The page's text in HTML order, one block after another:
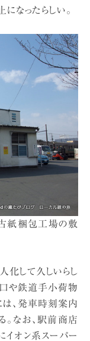
になったらしい。
紙梱包工場の敷
化して久しいらし
口や鉄道手小荷物
は、発車時刻案内
なお、駅前商店
オン系スーパー